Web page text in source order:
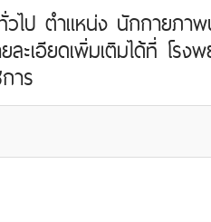
วไป ตำแหน่ง นักกายภา
เอียดเพิ่มเติมได้ที่ โรง
าร